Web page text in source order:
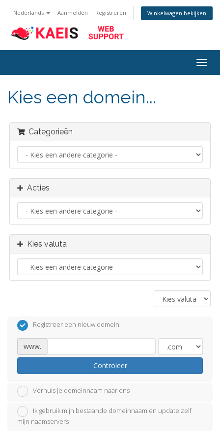
Nederlands Aanmelden Registreren Winkelwagen bekijken
in-/
Kies een domein...
Categorieën
Acties
Kies valuta
Registreer een nieuw domein
www.
Controleer
Verhuis je domeinnaam naar ons
Ik gebruik mijn bestaande domeinnaam en update zelf
mijn naamservers